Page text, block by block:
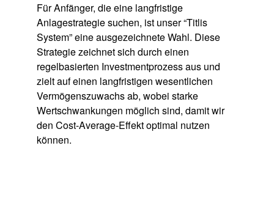
Für Anfänger, die eine langfristige
Anlagestrategie suchen, ist unser“Titlis
System”eine ausgezeichnete Wahl. Diese
Strategie zeichnet sich durch einen
regelbasierten Investmentprozessaus und
zielt auf einen langfristigen wesentlichen
Vermögenszuwachs ab, wobei starke
Wertschwankungen möglich sind, damit wir
den Cost-Average-Effektoptimal nutzen
können.